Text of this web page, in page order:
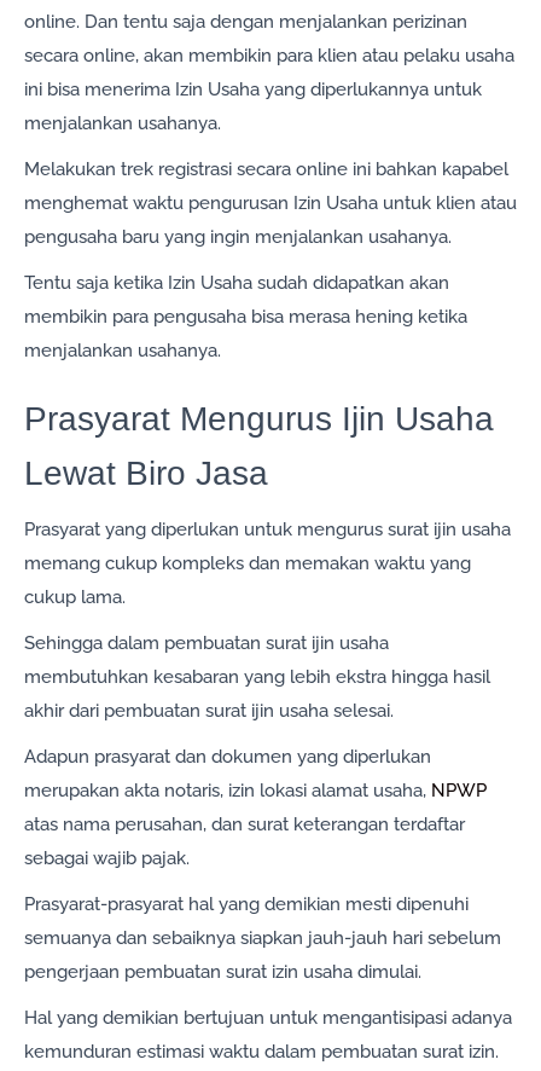
online. Dan tentu saja dengan menjalankan perizinan
secara online, akan membikin para klien atau pelaku usaha
ini bisa menerima Izin Usaha yang diperlukannya untuk
menjalankan usahanya.
Melakukan trek registrasi secara online ini bahkan kapabel
menghemat waktu pengurusan Izin Usaha untuk klien atau
pengusaha baru yang ingin menjalankan usahanya.
Tentu saja ketika Izin Usaha sudah didapatkan akan
membikin para pengusaha bisa merasa hening ketika
menjalankan usahanya.
Prasyarat Mengurus Ijin Usaha
Lewat Biro Jasa
Prasyarat yang diperlukan untuk mengurus surat ijin usaha
memang cukup kompleks dan memakan waktu yang
cukup lama.
Sehingga dalam pembuatan surat ijin usaha
membutuhkan kesabaran yang lebih ekstra hingga hasil
akhir dari pembuatan surat ijin usaha selesai.
Adapun prasyarat dan dokumen yang diperlukan
merupakan akta notaris, izin lokasi alamat usaha, NPWP
atas nama perusahan, dan surat keterangan terdaftar
sebagai wajib pajak.
Prasyarat-prasyarat hal yang demikian mesti dipenuhi
semuanya dan sebaiknya siapkan jauh-jauh hari sebelum
pengerjaan pembuatan surat izin usaha dimulai.
Hal yang demikian bertujuan untuk mengantisipasi adanya
kemunduran estimasi waktu dalam pembuatan surat izin.